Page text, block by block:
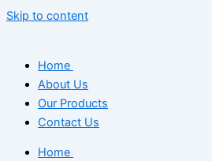
Skip to content
Home
About Us
Our Products
Contact Us
Home